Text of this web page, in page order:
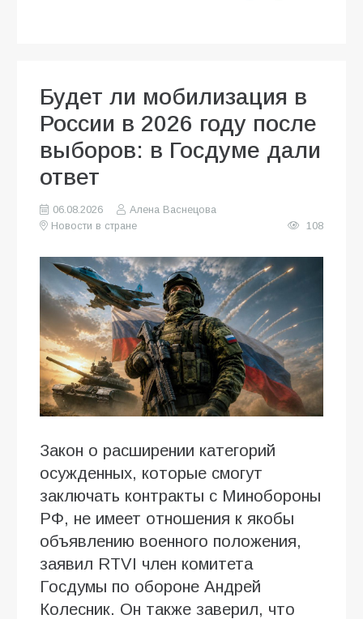
Будет ли мобилизация в
России в 2026 году после
выборов: в Госдуме дали
ответ
06.08.2026
Алена Васнецова
Новости в стране
108
Закон о расширении категорий
осужденных, которые смогут
заключать контракты с Минобороны
РФ, не имеет отношения к якобы
объявлению военного положения,
заявил RTVI член комитета
Госдумы по обороне Андрей
Колесник. Он также заверил, что